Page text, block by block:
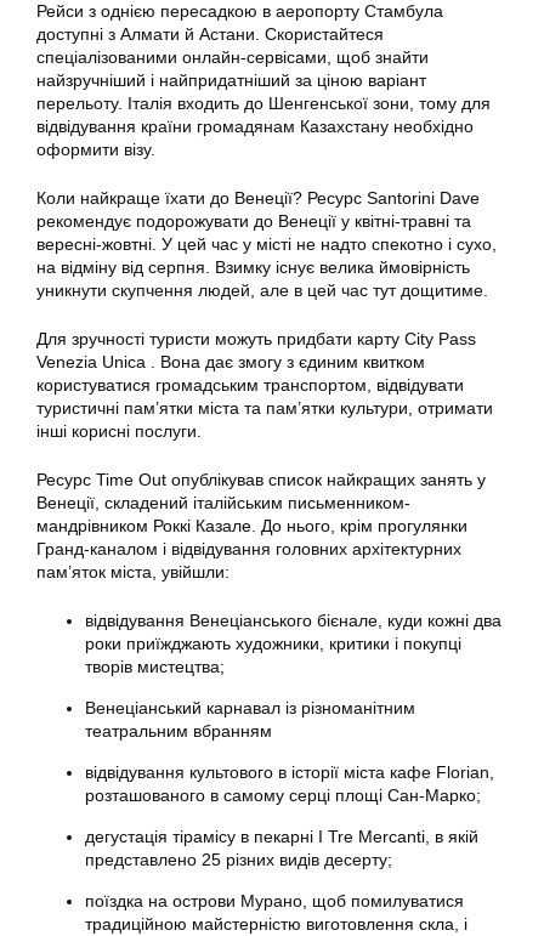
Рейси з однією пересадкою в аеропорту Стамбула
доступні з Алмати й Астани. Скористайтеся
спеціалізованими онлайн-сервісами, щоб знайти
найзручніший і найпридатніший за ціною варіант
перельоту. Італія входить до Шенгенської зони, тому для
відвідування країни громадянам Казахстану необхідно
оформити візу.
Коли найкраще їхати до Венеції? Ресурс Santorini Dave
рекомендує подорожувати до Венеції у квітні-травні та
вересні-жовтні. У цей час у місті не надто спекотно і сухо,
на відміну від серпня. Взимку існує велика ймовірність
уникнути скупчення людей, але в цей час тут дощитиме.
Для зручності туристи можуть придбати карту City Pass
Venezia Unica . Вона дає змогу з єдиним квитком
користуватися громадським транспортом, відвідувати
туристичні пам’ятки міста та пам’ятки культури, отримати
інші корисні послуги.
Ресурс Time Out опублікував список найкращих занять у
Венеції, складений італійським письменником-
мандрівником Роккі Казале. До нього, крім прогулянки
Гранд-каналом і відвідування головних архітектурних
пам’яток міста, увійшли:
відвідування Венеціанського бієнале, куди кожні два
роки приїжджають художники, критики і покупці
творів мистецтва;
Венеціанський карнавал із різноманітним
театральним вбранням
відвідування культового в історії міста кафе Florian,
розташованого в самому серці площі Сан-Марко;
дегустація тірамісу в пекарні I Tre Mercanti, в якій
представлено 25 різних видів десерту;
поїздка на острови Мурано, щоб помилуватися
традиційною майстерністю виготовлення скла, і